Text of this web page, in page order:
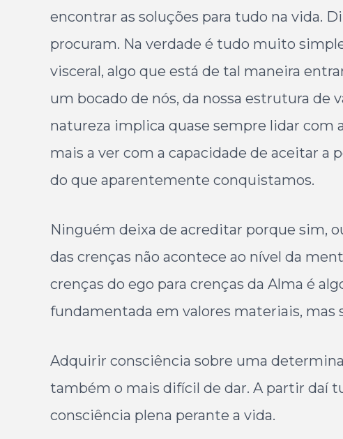
encontrar as soluções para tudo na vida.
procuram. Na verdade é tudo muito
visceral, algo que está de tal maneira
um bocado de nós, da nossa estrutura de
natureza implica quase sempre lidar com
mais a ver com a capacidade de aceitar a
do que aparentemente conquistamos.
Ninguém deixa de acreditar porque sim,
das crenças não acontece ao nível da
crenças do ego para crenças da Alma é
fundamentada em valores materiais, mas
Adquirir consciência sobre uma
também o mais difícil de dar. A partir daí
consciência plena perante a vida.